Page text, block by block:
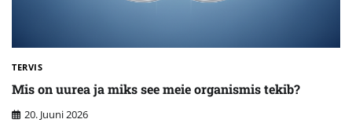
TERVIS
Mis on uurea ja miks see meie organismis tekib?
20. Juuni 2026